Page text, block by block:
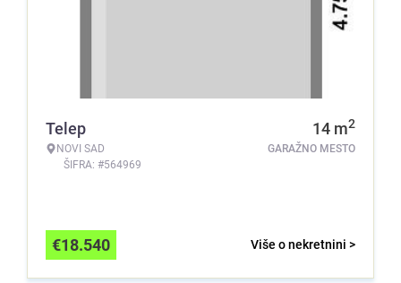
Telep
NOVI SAD
ŠIFRA: #564969
14 m2
GARAŽNO MESTO
Više o nekretnini >
€18.540